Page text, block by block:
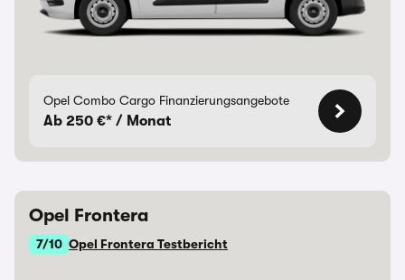
Opel Combo Cargo Finanzierungsangebote
Ab 250 €* / Monat
Opel Frontera
7/10 Opel Frontera Testbericht